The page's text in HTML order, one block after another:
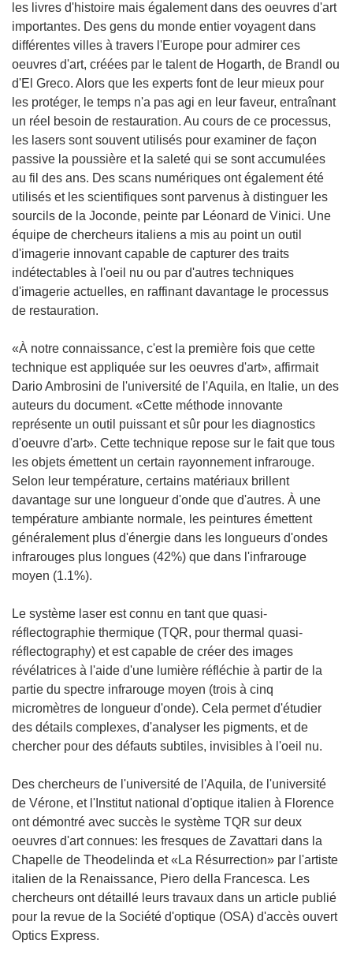
les livres d'histoire mais également dans des oeuvres d'art
importantes. Des gens du monde entier voyagent dans
différentes villes à travers l'Europe pour admirer ces
oeuvres d'art, créées par le talent de Hogarth, de Brandl ou
d'El Greco. Alors que les experts font de leur mieux pour
les protéger, le temps n'a pas agi en leur faveur, entraînant
un réel besoin de restauration. Au cours de ce processus,
les lasers sont souvent utilisés pour examiner de façon
passive la poussière et la saleté qui se sont accumulées
au fil des ans. Des scans numériques ont également été
utilisés et les scientifiques sont parvenus à distinguer les
sourcils de la Joconde, peinte par Léonard de Vinici. Une
équipe de chercheurs italiens a mis au point un outil
d'imagerie innovant capable de capturer des traits
indétectables à l'oeil nu ou par d'autres techniques
d'imagerie actuelles, en raffinant davantage le processus
de restauration.
«À notre connaissance, c'est la première fois que cette
technique est appliquée sur les oeuvres d'art», affirmait
Dario Ambrosini de l'université de l'Aquila, en Italie, un des
auteurs du document. «Cette méthode innovante
représente un outil puissant et sûr pour les diagnostics
d'oeuvre d'art». Cette technique repose sur le fait que tous
les objets émettent un certain rayonnement infrarouge.
Selon leur température, certains matériaux brillent
davantage sur une longueur d'onde que d'autres. À une
température ambiante normale, les peintures émettent
généralement plus d'énergie dans les longueurs d'ondes
infrarouges plus longues (42%) que dans l'infrarouge
moyen (1.1%).
Le système laser est connu en tant que quasi-
réflectographie thermique (TQR, pour thermal quasi-
réflectography) et est capable de créer des images
révélatrices à l'aide d'une lumière réfléchie à partir de la
partie du spectre infrarouge moyen (trois à cinq
micromètres de longueur d'onde). Cela permet d'étudier
des détails complexes, d'analyser les pigments, et de
chercher pour des défauts subtiles, invisibles à l'oeil nu.
Des chercheurs de l'université de l'Aquila, de l'université
de Vérone, et l'Institut national d'optique italien à Florence
ont démontré avec succès le système TQR sur deux
oeuvres d'art connues: les fresques de Zavattari dans la
Chapelle de Theodelinda et «La Résurrection» par l'artiste
italien de la Renaissance, Piero della Francesca. Les
chercheurs ont détaillé leurs travaux dans un article publié
pour la revue de la Société d'optique (OSA) d'accès ouvert
Optics Express.